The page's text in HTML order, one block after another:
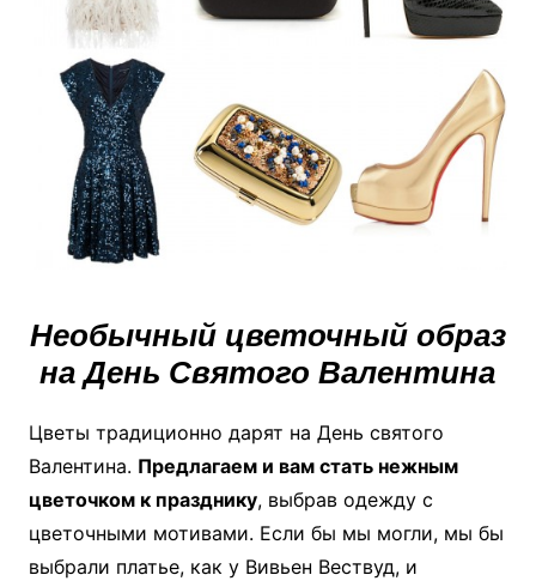
Необычный цветочный образ
на День Святого Валентина
Цветы традиционно дарят на День святого
Валентина. Предлагаем и вам стать нежным
цветочком к празднику, выбрав одежду с
цветочными мотивами. Если бы мы могли, мы бы
выбрали платье, как у Вивьен Вествуд, и